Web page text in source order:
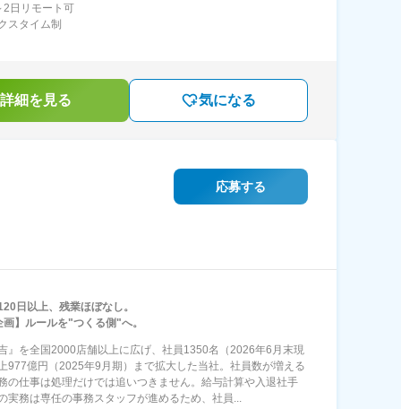
日リモート可
スタイム制
細を見る 気になる
応募する
日以上、残業ほぼなし。
】ルールを"つくる側"へ。
』を全国2000店舗以上に広げ、社員1350名（2026年6月末現
977億円（2025年9月期）まで拡大した当社。社員数が増える
の仕事は処理だけでは追いつきません。給与計算や入退社手
実務は専任の事務スタッフが進めるため、社員...